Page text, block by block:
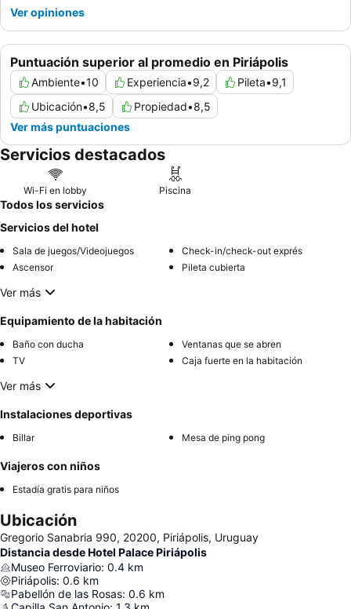
Puntuación superior al promedio en Piriápolis
Ambiente•10 Experiencia•9,2 Pileta•9,1
Ubicación•8,5 Propiedad•8,5
Ver más puntuaciones
Ver opiniones
Servicios destacados
Wi-Fi en lobby Piscina
Todos los servicios
Servicios del hotel
Sala de juegos/Videojuegos
Check-in/check-out exprés
Ascensor
Pileta cubierta
Ver más
Equipamiento de la habitación
Baño con ducha
Ventanas que se abren
TV
Caja fuerte en la habitación
Ver más
Instalaciones deportivas
Billar Mesa de ping pong
Viajeros con niños
Estadía gratis para niños
Ubicación
Gregorio Sanabria 990, 20200, Piriápolis, Uruguay
Distancia desde Hotel Palace Piriápolis
Museo Ferroviario: 0.4 km
Piriápolis: 0.6 km
Pabellón de las Rosas: 0.6 km